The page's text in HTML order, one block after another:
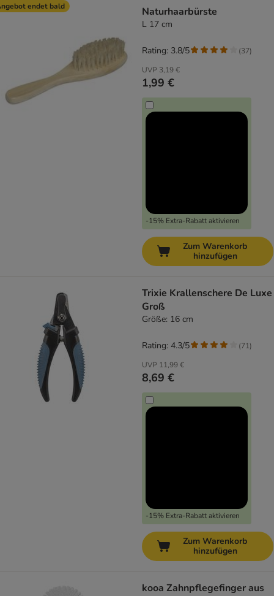
endet bald Naturhaarbürste
L 17 cm
UVP 3,19 €
1,99 €
-15% Extra-Rabatt aktivieren
Rating: 3.8/5 (37)
Zum Warenkorb
hinzufügen
Trixie Krallenschere De Luxe
Groß
Größe: 16 cm
UVP 11,99 €
8,69 €
-15% Extra-Rabatt aktivieren
Rating: 4.3/5 (71)
Zum Warenkorb
hinzufügen
kooa Zahnpflegefinger aus